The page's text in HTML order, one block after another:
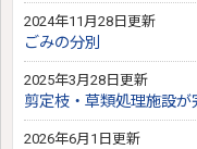
2024年11月28日更新
ごみの分別
2025年3月28日更新
剪定枝・草類処理施設が
2026年6月1日更新